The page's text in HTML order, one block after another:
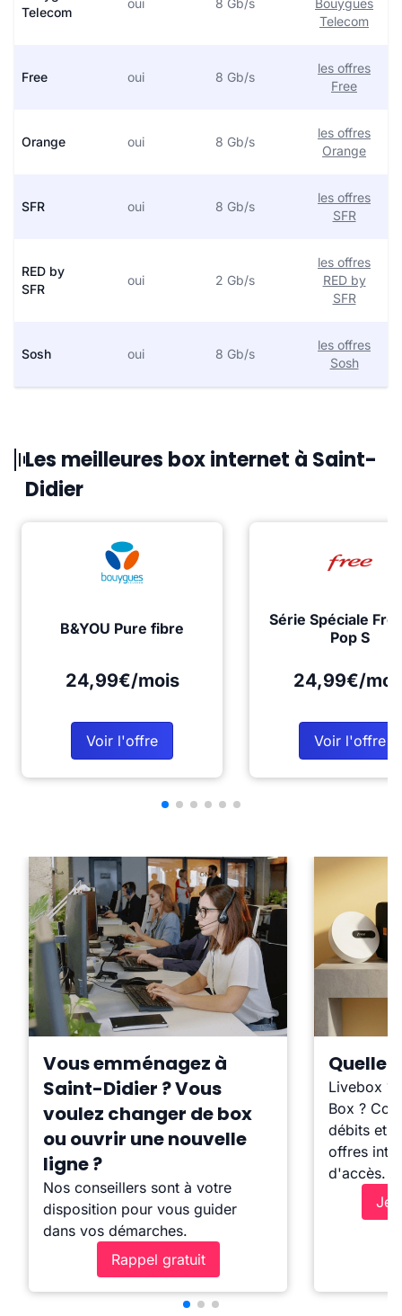
Telecom
oui 8 Gb/s
Bouygues
Telecom
Free oui 8 Gb/s
les offres
Free
Orange oui 8 Gb/s
les offres
Orange
SFR oui 8 Gb/s
les offres
SFR
RED by
SFR
oui 2 Gb/s
les offres
RED by
SFR
Sosh oui 8 Gb/s
les offres
Sosh
Les meilleures box internet à Saint-
Didier
B&YOU Pure fibre
24,99€/mois
Voir l'offre
Série Spéciale
Pop S
24,99€/
Voir l'offre
Vous emménagez à
Saint-Didier ? Vous
voulez changer de box
ou ouvrir une nouvelle
ligne ?
Nos conseillers sont à votre
disposition pour vous guider
dans vos démarches.
Rappel gratuit
Quelle
Livebox ?
Box ?
débits et
offres
d'accès.
Je